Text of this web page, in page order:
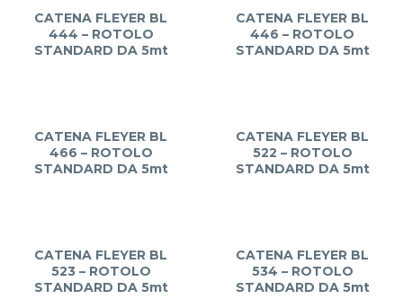
CATENA FLEYER BL
444 – ROTOLO
STANDARD DA 5mt
CATENA FLEYER BL
446 – ROTOLO
STANDARD DA 5mt
CATENA FLEYER BL
466 – ROTOLO
STANDARD DA 5mt
CATENA FLEYER BL
522 – ROTOLO
STANDARD DA 5mt
CATENA FLEYER BL
523 – ROTOLO
STANDARD DA 5mt
CATENA FLEYER BL
534 – ROTOLO
STANDARD DA 5mt